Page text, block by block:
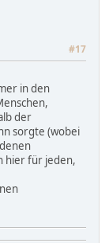
#17
in den
der
sorgte (wobei
hier für jeden,